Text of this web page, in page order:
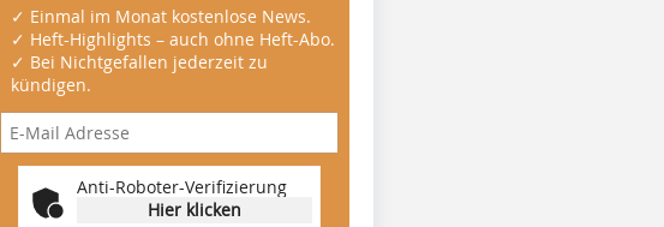
✓ Einmal im Monat kostenlose News.
✓ Heft-Highlights – auch ohne Heft-Abo.
✓ Bei Nichtgefallen jederzeit zu
kündigen.
Anti-Roboter-Verifizierung
Hier klicken